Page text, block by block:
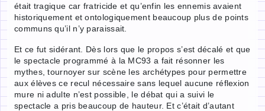
était tragique car fratricide et qu’enfin les ennemis avaient
historiquement et ontologiquement beaucoup plus de points
communs qu’il n’y paraissait.
Et ce fut sidérant. Dès lors que le propos s’est décalé et que
le spectacle programmé à la MC93 a fait résonner les
mythes, tournoyer sur scène les archétypes pour permettre
aux élèves ce recul nécessaire sans lequel aucune réflexion
mure ni adulte n’est possible, le débat qui a suivi le
spectacle a pris beaucoup de hauteur. Et c’était d’autant